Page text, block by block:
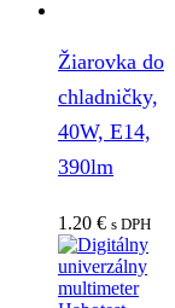
Žiarovka do
chladničky,
40W, E14,
390lm
1.20 € s DPH